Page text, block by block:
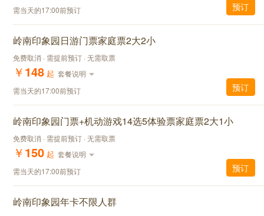
需当天的17:00前预订
预订
岭南印象园日游门票家庭票2大2小
免费取消 · 需提前预订 · 无需取票
￥148 起 套餐说明
需当天的17:00前预订
预订
岭南印象园门票+机动游戏14选5体验票家庭票2大1小
免费取消 · 需提前预订 · 无需取票
￥150 起 套餐说明
需当天的17:00前预订
预订
岭南印象园年卡不限人群